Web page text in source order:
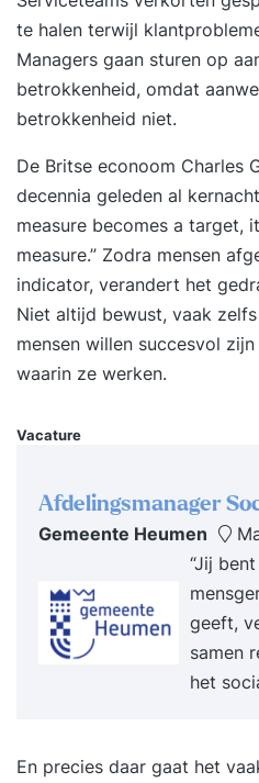
in deze training? Wat zijn mentale
trainingsstrategieën? Wat
topsporters
Hoe deze toe te passen
te halen terwijl
Managers gaan sturen op
betrokkenheid, omdat
betrokkenheid niet.
De Britse econoom Charles
decennia geleden al
measure becomes a target,
measure.” Zodra mensen
indicator, verandert het
Niet altijd bewust, vaak
mensen willen succesvol
waarin ze werken.
Vacature
Afdelingsmanager
Gemeente Heumen
“Jij
geeft,
samen
het
En precies daar gaat het